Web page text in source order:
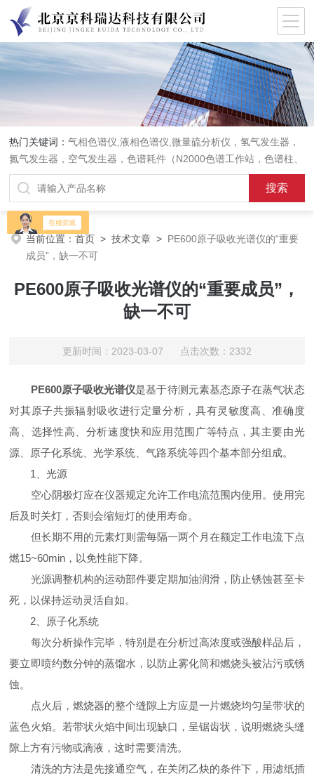
热门关键词：气相色谱仪,液相色谱仪,微量硫分析仪，氢气发生器，
氮气发生器，空气发生器，色谱耗件（N2000色谱工作站，色谱柱、
阀件、进样器、色谱担体），顶空进样器，热解析仪，紫外分光光度
计，原子吸收分光光度计，傅立叶红外光谱仪，分析天平等常规实验
室产品。
当前位置：首页 >技术文章 > PE600原子吸收光谱仪的“重要
成员”，缺一不可
PE600原子吸收光谱仪的“重要成员”，
缺一不可
更新时间：2023-03-07 点击次数：2332
PE600原子吸收光谱仪是基于待测元素基态原子在蒸气状态
对其原子共振辐射吸收进行定量分析，具有灵敏度高、准确度
高、选择性高、分析速度快和应用范围广等特点，其主要由光
源、原子化系统、光学系统、气路系统等四个基本部分组成。
1、光源
空心阴极灯应在仪器规定允许工作电流范围内使用。使用完
后及时关灯，否则会缩短灯的使用寿命。
但长期不用的元素灯则需每隔一两个月在额定工作电流下点
燃15~60min，以免性能下降。
光源调整机构的运动部件要定期加油润滑，防止锈蚀甚至卡
死，以保持运动灵活自如。
2、原子化系统
每次分析操作完毕，特别是在分析过高浓度或强酸样品后，
要立即喷约数分钟的蒸馏水，以防止雾化筒和燃烧头被沾污或锈
蚀。
点火后，燃烧器的整个缝隙上方应是一片燃烧均匀呈带状的
蓝色火焰。若带状火焰中间出现缺口，呈锯齿状，说明燃烧头缝
隙上方有污物或滴液，这时需要清洗。
清洗的方法是先接通空气，在关闭乙炔的条件下，用滤纸插